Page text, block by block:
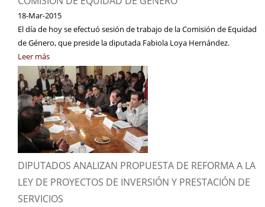
18-Mar-2015
El día de hoy se efectuó sesión de trabajo de la Comisión de Equidad
de Género, que preside la diputada Fabiola Loya Hernández.
Leer más
DIPUTADOS ANALIZAN PROPUESTA DE REFORMA A LA
LEY DE PROYECTOS DE INVERSIÓN Y PRESTACIÓN DE
SERVICIOS